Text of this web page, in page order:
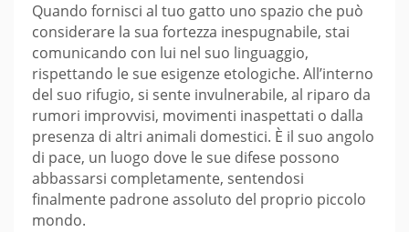
Quando fornisci al tuo gatto uno spazio che può
considerare la sua fortezza inespugnabile, stai
comunicando con lui nel suo linguaggio,
rispettando le sue esigenze etologiche. All’interno
del suo rifugio, si sente invulnerabile, al riparo da
rumori improvvisi, movimenti inaspettati o dalla
presenza di altri animali domestici. È il suo angolo
di pace, un luogo dove le sue difese possono
abbassarsi completamente, sentendosi
finalmente padrone assoluto del proprio piccolo
mondo.